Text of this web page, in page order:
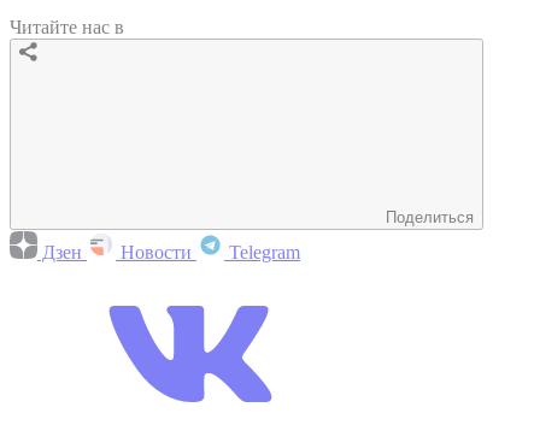
Читайте нас в
Поделиться
Дзен Новости Telegram